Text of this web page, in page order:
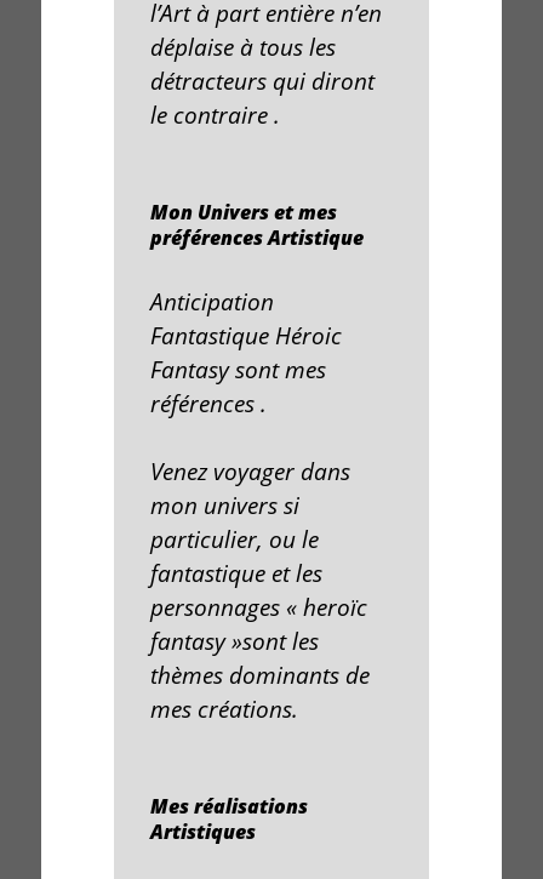
l’Artà part entière n’en
déplaise à tous les
détracteurs qui diront
le contraire .
Mon Univers et mes
préférences Artistique
Anticipation
Fantastique Héroic
Fantasysont mes
références .
Venezvoyager dans
mon universsi
particulier, ou le
fantastique et les
personnages «heroïc
fantasy»sont les
thèmes dominants de
mes créations.
Mes réalisations
Artistiques